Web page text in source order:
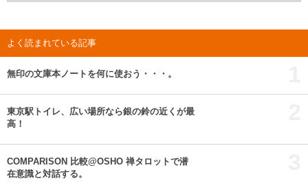
よく読まれている記事
無印の文庫本ノートを何に使おう・・・。
東京駅トイレ、広い場所なら銀の鈴の近くが最
高！
COMPARISON 比較@OSHO 禅タロットで潜
在意識と対話する。